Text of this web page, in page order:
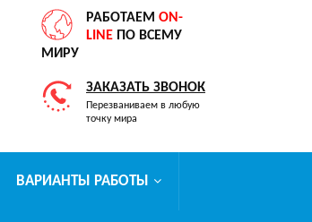
РАБОТАЕМ ON-
LINE ПО ВСЕМУ
МИРУ
ЗАКАЗАТЬ ЗВОНОК
Перезваниваем в любую
точку мира
ВАРИАНТЫ РАБОТЫ